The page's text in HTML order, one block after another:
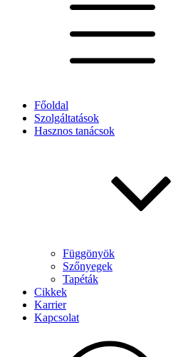
Főoldal
Szolgáltatások
Hasznos tanácsok
Függönyök
Szőnyegek
Tapéták
Cikkek
Karrier
Kapcsolat